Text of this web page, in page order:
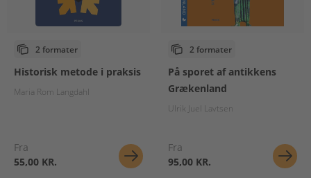
2 formater
Historisk metode i praksis
Maria Rom Langdahl
Fra
55,00 KR.
2 formater
På sporet af antikkens
Grækenland
Ulrik Juel Lavtsen
Fra
95,00 KR.